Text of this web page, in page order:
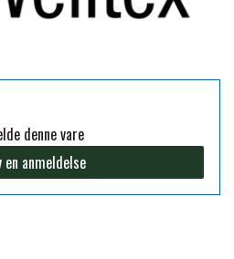
GROOMING & STALD
RYTTER
denne vare
en anmeldelse